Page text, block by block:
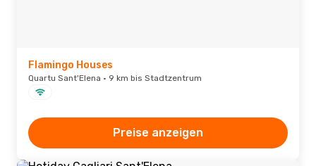
Flamingo Houses
Quartu Sant'Elena · 9 km bis Stadtzentrum
Preise anzeigen